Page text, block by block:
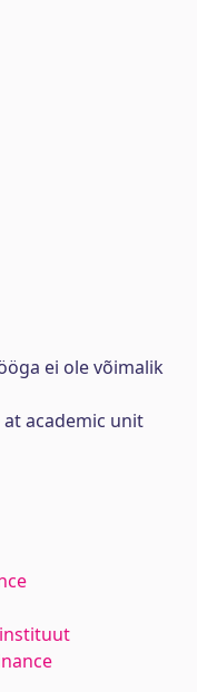
ei ole võimalik
academic unit